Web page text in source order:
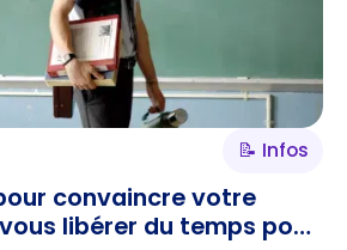
📝 Infos
convaincre votre
libérer du temps pour